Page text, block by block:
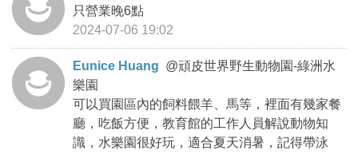
只營業晚6點
2024-07-06 19:02
Eunice Huang @頑皮世界野生動物園-綠洲水
樂園
可以買園區內的飼料餵羊、馬等，裡面有幾家餐
廳，吃飯方便，教育館的工作人員解說動物知
識，水樂園很好玩，適合夏天消暑，記得帶泳